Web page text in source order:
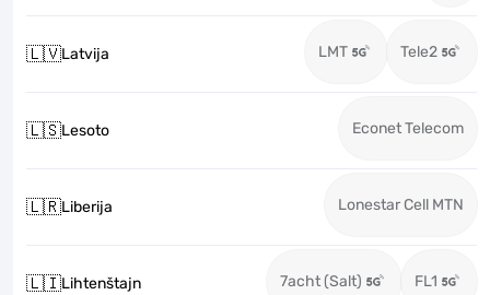
🇱🇻Latvija LMT Tele2
🇱🇸Lesoto Econet Telecom
🇱🇷Liberija Lonestar Cell MTN
🇱🇮Lihtenštajn 7acht (Salt) FL1